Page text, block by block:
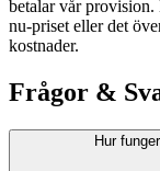
betalar vår provision.
nu-priset eller det
kostnader.
Frågor &
Hur